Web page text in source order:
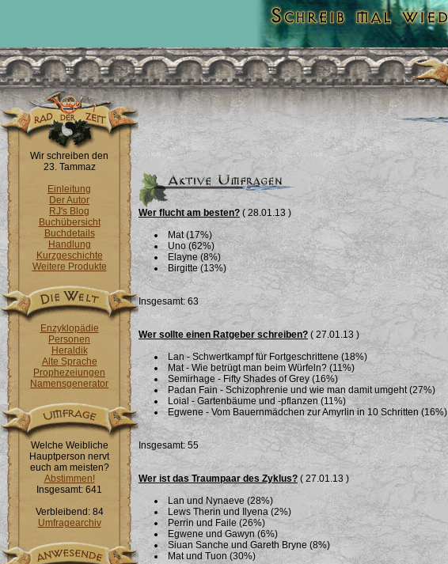
Wir schreiben den
23. Tammaz
Einleitung
Der Autor
RJ's Blog
Buchübersicht
Buchdetails
Handlung
Kurzgeschichte
Weitere Produkte
Enzyklopädie
Personen
Heraldik
Alte Sprache
Prophezeiungen
Namensgenerator
Welche Weibliche
Hauptperson nervt
euch am meisten?
Abstimmen!
Insgesamt: 641
Verbleibend: 84
Umfragearchiv
Wer flucht am besten? ( 28.01.13 )
Mat (17%)
Uno (62%)
Elayne (8%)
Birgitte (13%)
Insgesamt: 63
Wer sollte einen Ratgeber schreiben? ( 27.01.13 )
Lan - Schwertkampf für Fortgeschrittene (18%)
Mat - Wie betrügt man beim Würfeln? (11%)
Semirhage - Fifty Shades of Grey (16%)
Padan Fain - Schizophrenie und wie man damit umgeht (27%)
Loial - Gartenbäume und -pflanzen (11%)
Egwene - Vom Bauernmädchen zur Amyrlin in 10 Schritten (16%)
Insgesamt: 55
Wer ist das Traumpaar des Zyklus?( 27.01.13 )
Lan und Nynaeve (28%)
Lews Therin und Ilyena (2%)
Perrin und Faile (26%)
Egwene und Gawyn (6%)
Siuan Sanche und Gareth Bryne (8%)
Mat und Tuon (30%)